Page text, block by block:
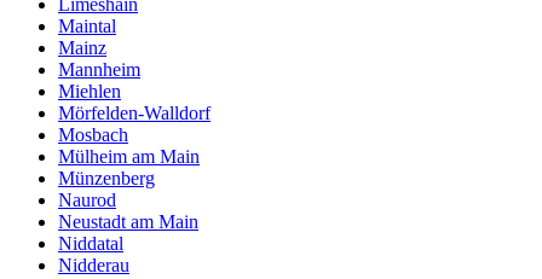
Limeshain
Maintal
Mainz
Mannheim
Miehlen
Mörfelden-Walldorf
Mosbach
Mülheim am Main
Münzenberg
Naurod
Neustadt am Main
Niddatal
Nidderau